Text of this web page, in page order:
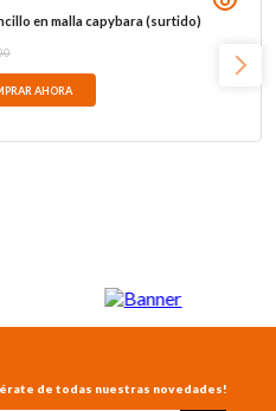
en malla capybara (surtido)
AHORA
de todas nuestras novedades!